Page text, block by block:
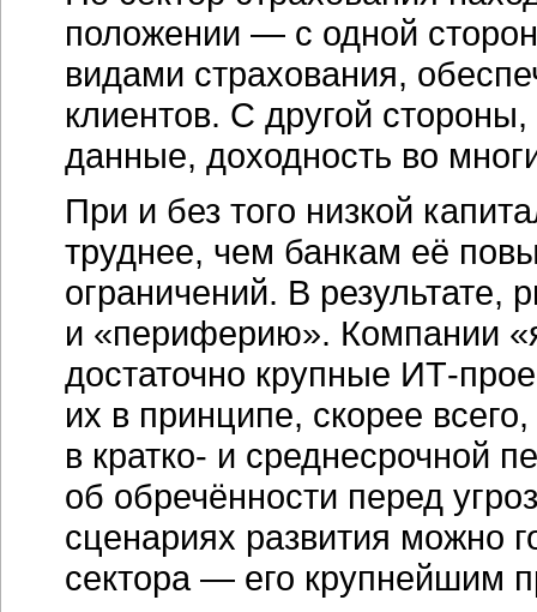
положении — с одной
видами страхования,
клиентов. С другой
данные, доходность во
При и без того низкой
труднее, чем банкам её
ограничений. В результате,
и «периферию». Компании
достаточно крупные ИТ-
их в принципе, скорее
в кратко- и среднесрочной
об обречённости перед
сценариях развития можно
сектора — его крупнейшим